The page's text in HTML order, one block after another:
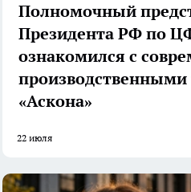
Полномочный
Президента РФ по
ознакомился с
«Аскона»
22 июля